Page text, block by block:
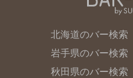
北海道のバー検索
岩手県のバー検索
秋田県のバー検索